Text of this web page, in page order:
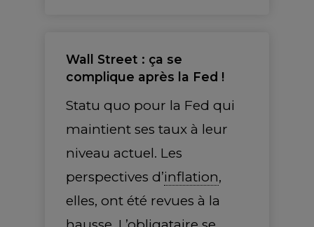
Wall Street : ça se
complique après la Fed !
Statu quo pour la Fed qui
maintient ses taux à leur
niveau actuel. Les
perspectives d’inflation,
elles, ont été revues à la